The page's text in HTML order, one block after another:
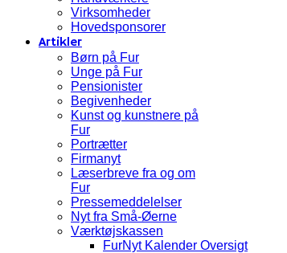
Virksomheder
Hovedsponsorer
Artikler
Børn på Fur
Unge på Fur
Pensionister
Begivenheder
Kunst og kunstnere på
Fur
Portrætter
Firmanyt
Læserbreve fra og om
Fur
Pressemeddelelser
Nyt fra Små-Øerne
Værktøjskassen
FurNyt Kalender Oversigt